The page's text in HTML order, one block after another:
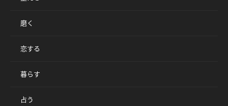
磨く
恋する
暮らす
占う